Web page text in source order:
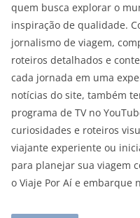
quem busca explorar o
inspiração de qualidade.
jornalismo de viagem,
roteiros detalhados e
cada jornada em uma
notícias do site, também
programa de TV no
curiosidades e roteiros
viajante experiente ou
para planejar sua viagem
o Viaje Por Aí e embarque